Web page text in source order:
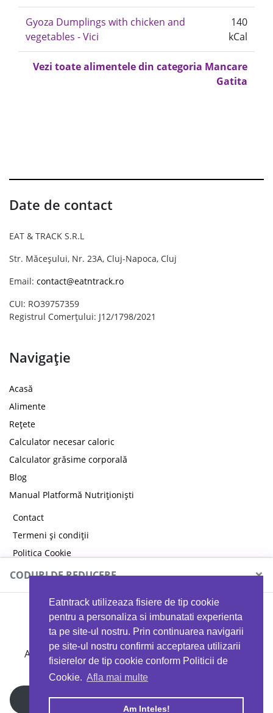
Eatntrack utilizeaza fisiere de tip cookie
pentru a personaliza si imbunatati experienta
ta pe site-ul nostru. Prin continuarea navigarii
pe site-ul nostru confirmi acceptarea utilizarii
fisierelor de tip cookie conform Politicii de
Cookie. Afla mai multe
Am Inteles!
Gyoza Dumplings with chicken and
vegetables - Vici
140
kCal
Vezi toate alimentele din categoria Mancare
Gatita
Date de contact
EAT & TRACK S.R.L
Str. Măceșului, Nr. 23A, Cluj-Napoca, Cluj
Email: contact@eatntrack.ro
CUI: RO39757359
Registrul Comerțului: J12/1798/2021
Navigație
Acasă
Alimente
Rețete
Calculator necesar caloric
Calculator grăsime corporală
Blog
Manual Platformă Nutriționiști
Contact
Termeni și condiții
Politica Cookie
Politica de confidențialitate
CODURI DE REDUCERE ×
MYPROTEIN
Ai 40%reducere la orice comandă folosind codul
EATTRACK
Profită acum